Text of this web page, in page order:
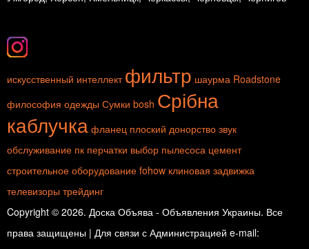
искусственный интеллект фильтр шаурма Roadstone
философия одежды Сумки bosh Срібна
каблучка фланец плоский донорство звук
обслуживание пк перчатки выбор пылесоса цемент
строительное оборудование fohow клиновая задвижка
телевизоры трейдинг
Copyright © 2026. Доска Объява - Объявления Украины. Все
права защищены | Для связи с Администрацией e-mail: